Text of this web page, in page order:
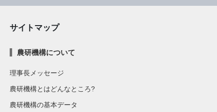
サイトマップ
農研機構について
理事長メッセージ
農研機構とはどんなところ?
農研機構の基本データ